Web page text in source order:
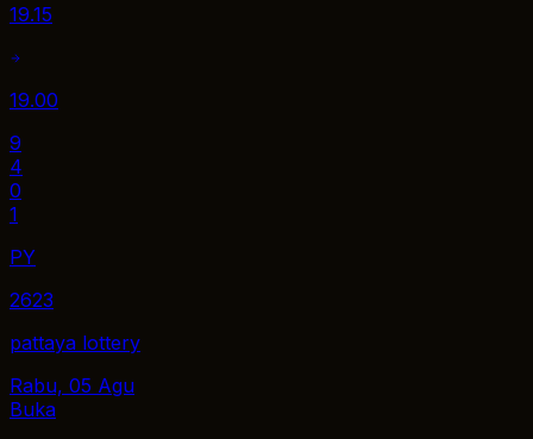
19.15
19.00
9
4
0
1
PY
2623
pattaya lottery
Rabu, 05 Agu
Buka